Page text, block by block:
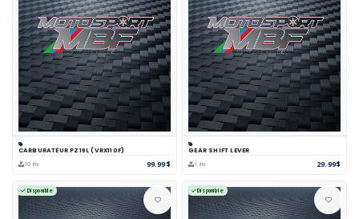
CARBURATEUR PZ19L (VRX110F)
10 inv. 99.99$
GEAR SHIFT LEVER
1 inv. 29.99$
Disponible Disponible